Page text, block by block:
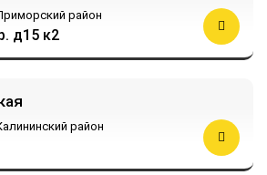
район
д15 к2
район